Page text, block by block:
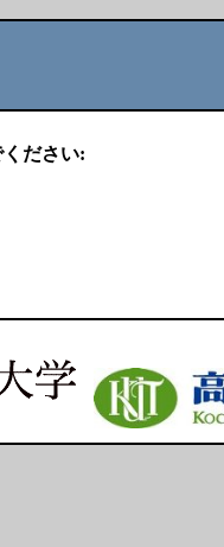
ださい: